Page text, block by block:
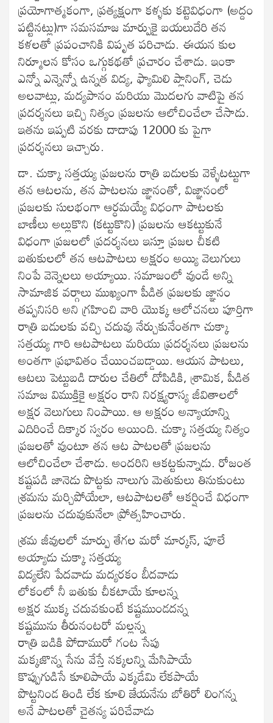
ప్రయోగాత్మకంగా, ప్రత్యక్షంగా కళ్ళకు కట్టెవిధంగా (అద్దం
పట్టినట్లు)గా సమసమాజ మార్పుకై బయలుదేరి తన
కళలతో ప్రపంచానికి విపృత పరిచాడు. ఈయన కుల
నిర్మూలన కోసం ఒగ్గుకథతో ప్రచారం చేశాడు. ఇంకా
ఎన్నో ఎన్నెన్నో ఉన్నత విద్య, ఫ్యామిలి ప్లానింగ్‍, చెడు
అలవాట్లు, మద్యపానం మరియు మొదలగు వాటిపై తన
ప్రదర్శనలు ఇచ్చి నిత్యం ప్రజలను ఆలోచించేలా చేసాడు.
ఇతను ఇప్పటి వరకు దాదాపు 12000 కు పైగా
ప్రదర్శనలు ఇచ్చారు.
డా. చుక్కా సత్తయ్య ప్రజలను రాత్రి బడులకు వెళ్ళేటట్టుగా
తన ఆటలను, తన పాటలను జ్ఞానంతో, విజ్ఞానంలో
ప్రజలకు సులభంగా ఆర్ధమయ్యే విధంగా పాటలకు
బాణీలు అల్లుకొని (కట్టుకొని) ప్రజలను ఆకట్టుకునే
విధంగా ప్రజలలో ప్రదర్శనలు ఇస్తూ ప్రజల చీకటి
బతుకులలో తన ఆటపాటలు అక్షరం అయ్యి వెలుగులు
నింపే వెన్నెలలు అయ్యాయి. సమాజంలో వుండే అన్ని
సామాజిక వర్గాలు ముఖ్యంగా పీడిత ప్రజలకు జ్ఞానం
తప్పనిసరి అని గ్రహించి వారి యొక్క ఆలోచనలు పూర్తిగా
రాత్రి బడులకు వచ్చి చదువు నేర్చుకునేంతగా చుక్కా
సత్తయ్య గారి ఆటపాటలు మరియు ప్రదర్శనలు ప్రజలను
అంతగా ప్రభావితం చేయించబడ్డాయి. ఆయన పాటలు,
ఆటలు పెట్టుబడి దారుల చేతిలో దోపిడికి, శ్రామిక, పీడిత
సమాజ విముక్తికై అక్షరం రాని నిరక్ష్యరాస్య జీవితాలలో
అక్షర వెలుగులు నింపాయి. ఆ అక్షరం అన్యాయాన్ని
ఎదిరించే దిక్కార స్వరం అయింది. చుక్కా సత్తయ్య నిత్యం
ప్రజలతో వుంటూ తన ఆట పాటలతో ప్రజలను
ఆలోచించేలా చేశాడు. అందరిని ఆకట్టకున్నాడు. రోజంత
కష్టపడి జానెడు పొట్టకు నాలుగు మెతుకులు తినుకుంటు
శ్రమను మర్చిపోయేలా, ఆటపాటలతో ఆకర్షించే విధంగా
ప్రజలను చదువుకునేలా ప్రోత్సహించారు.
శ్రమ జీవులలో మార్పు తేగల మరో మార్కస్, పూలే
అయ్యాడు చుక్కా సత్తయ్య
విద్యలేని పేదవాడు మద్యరకం బీదవాడు
లోకంలో నీ బతుకు చీకటాయే కూలన్న
అక్షర ముక్క చదువకుంటే కష్టముండదన్న
కష్టమును తీరునంటరో మల్లన్న
రాత్రి బడికి పోదామురో గంట సేపు
మక్కజొన్న సేను వేస్తే నక్కలన్ని మేసిపాయే
కొప్పుగుడిసే కూలిపాయే ఎక్కడేమి లేకపాయే
పొట్టనిండ తిండి లేక కూలి జేయనేను బోతిరో లింగన్న
అనే పాటలతో చైతన్య పరిచేవాడు